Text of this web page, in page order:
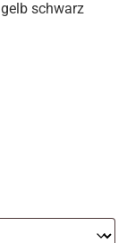
gelb schwarz